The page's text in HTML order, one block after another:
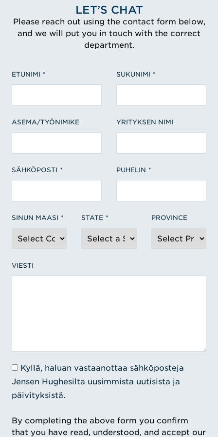
LET’S CHAT
Please reach out using the contact form below,
and we will put you in touch with the correct
department.
ETUNIMI SUKUNIMI
ASEMA/TYÖNIMIKE YRITYKSEN NIMI
SÄHKÖPOSTI PUHELIN
SINUN MAASI STATE PROVINCE
VIESTI
Kyllä, haluan vastaanottaa sähköposteja
Jensen Hughesilta uusimmista uutisista ja
päivityksistä.
By completing the above form you confirm
that you have read, understood, and accept our